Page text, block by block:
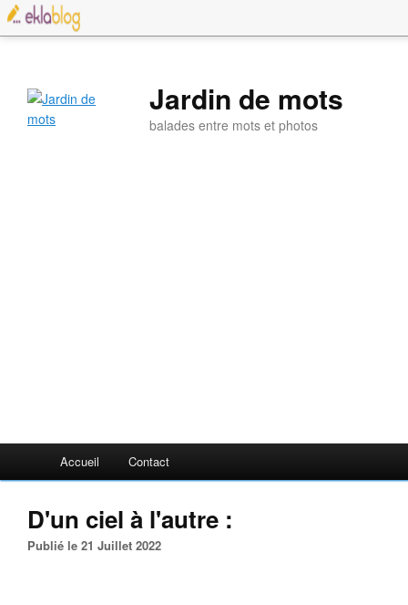
Jardin de mots
balades entre mots et photos
Accueil Contact
D'un ciel à l'autre :
Publié le 21 Juillet 2022